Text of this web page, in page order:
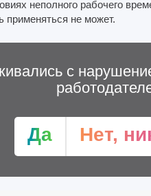
неполного рабочего
применяться не может.
с
Да Нет,